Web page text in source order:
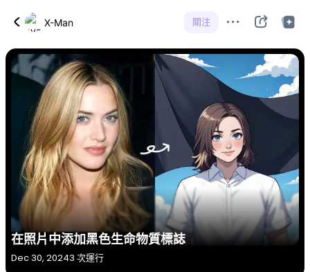
X-Man 關注
在照片中添加黑色生命物質標誌
Dec 30, 20243 次運行